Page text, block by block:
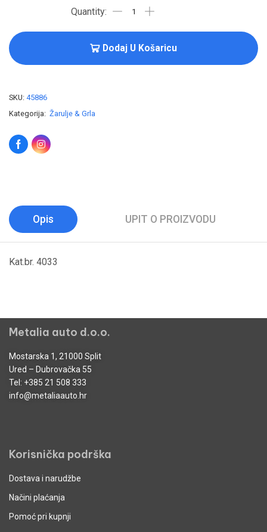
Dodaj U Košaricu
SKU: 45886
Kategorija: Žarulje & Grla
Opis UPIT O PROIZVODU
Kat.br. 4033
Metalia auto d.o.o.
Mostarska 1, 21000 Split
Ured – Dubrovačka 55
Tel: +385 21 508 333
info@metaliaauto.hr
Korisnička podrška
Dostava i narudžbe
Načini plaćanja
Pomoć pri kupnji